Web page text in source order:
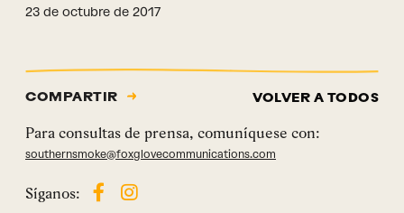
23 de octubre de 2017
COMPARTIR VOLVER A TODOS
Para consultas de prensa, comuníquese con:
southernsmoke@foxglovecommunications.com
Síganos: